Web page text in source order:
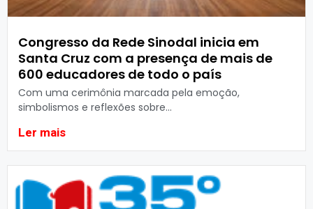
Congresso da Rede Sinodal inicia em
Santa Cruz com a presença de mais de
600 educadores de todo o país
Com uma cerimônia marcada pela emoção,
simbolismos e reflexões sobre...
Ler mais